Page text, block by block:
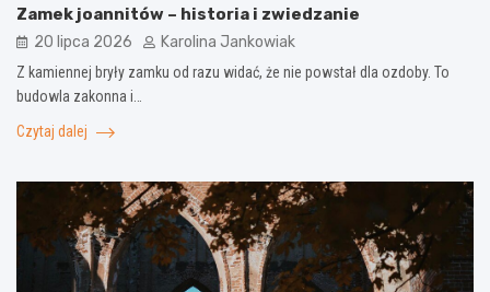
Zamek joannitów – historia i zwiedzanie
20 lipca 2026 Karolina Jankowiak
Z kamiennej bryły zamku od razu widać, że nie powstał dla ozdoby. To
budowla zakonna i…
Czytaj dalej